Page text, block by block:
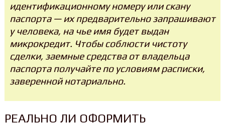
идентификационному номеру или скану
паспорта — их предварительно запрашивают
у человека, на чье имя будет выдан
микрокредит. Чтобы соблюсти чистоту
сделки, заемные средства от владельца
паспорта получайте по условиям расписки,
заверенной нотариально.
РЕАЛЬНО ЛИ ОФОРМИТЬ